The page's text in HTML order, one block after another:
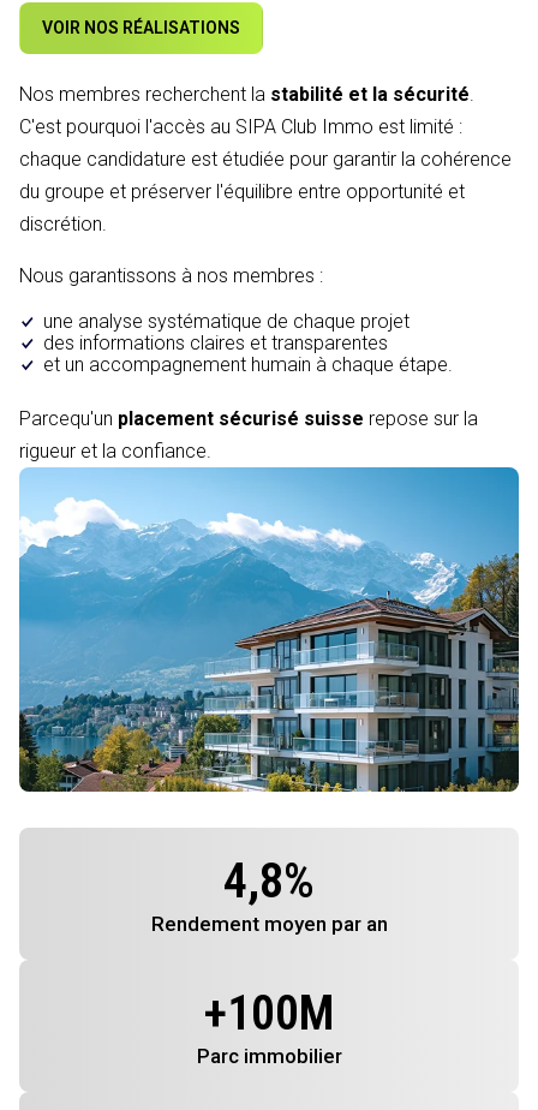
VOIR NOS RÉALISATIONS
Nos membres recherchent la stabilité et la sécurité.
C'est pourquoi l'accès au SIPA Club Immo est limité :
chaque candidature est étudiée pour garantir la cohérence
du groupe et préserver l'équilibre entre opportunité et
discrétion.
Nous garantissons à nos membres :
une analyse systématique de chaque projet
des informations claires et transparentes
et un accompagnement humain à chaque étape.
Parcequ'un placement sécurisé suisse repose sur la
rigueur et la confiance.
4,8%
Rendement moyen par an
+100M
Parc immobilier